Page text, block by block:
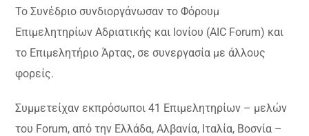
Το Συνέδριο συνδιοργάνωσαν το Φόρουμ
Επιμελητηρίων Αδριατικής και Ιονίου (AIC Forum) και
το Επιμελητήριο Άρτας, σε συνεργασία με άλλους
φορείς.
Συμμετείχαν εκπρόσωποι 41 Επιμελητηρίων – μελών
του Forum, από την Ελλάδα, Αλβανία, Ιταλία, Βοσνία –